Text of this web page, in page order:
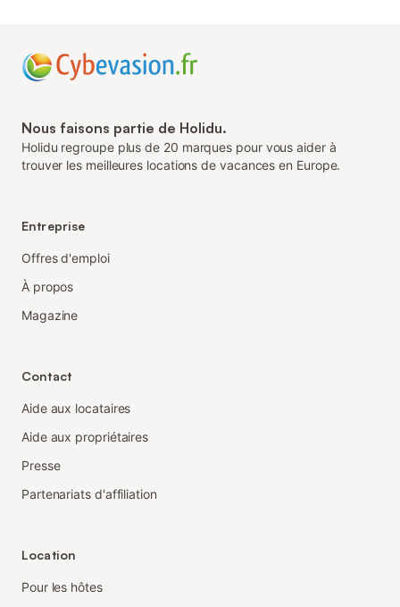
Nous faisons partie de Holidu.
Holidu regroupe plus de 20 marques pour vous aider à
trouver les meilleures locations de vacances en Europe.
Entreprise
Offres d'emploi
À propos
Magazine
Contact
Aide aux locataires
Aide aux propriétaires
Presse
Partenariats d'affiliation
Location
Pour les hôtes